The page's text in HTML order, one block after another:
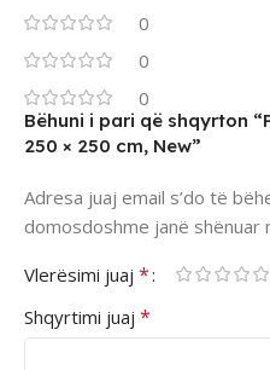
0
0
0
Bëhuni i pari që shqyrton
250 × 250 cm, New”
Adresa juaj email s’do të
domosdoshme janë shënuar
Vlerësimi juaj *
Shqyrtimi juaj *